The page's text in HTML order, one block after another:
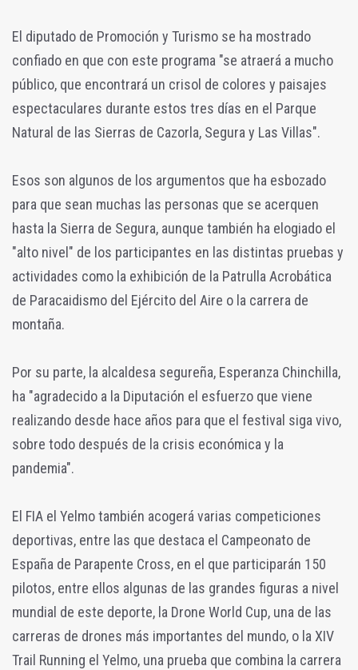
El diputado de Promoción y Turismo se ha mostrado
confiado en que con este programa "se atraerá a mucho
público, que encontrará un crisol de colores y paisajes
espectaculares durante estos tres días en el Parque
Natural de las Sierras de Cazorla, Segura y Las Villas".
Esos son algunos de los argumentos que ha esbozado
para que sean muchas las personas que se acerquen
hasta la Sierra de Segura, aunque también ha elogiado el
"alto nivel" de los participantes en las distintas pruebas y
actividades como la exhibición de la Patrulla Acrobática
de Paracaidismo del Ejército del Aire o la carrera de
montaña.
Por su parte, la alcaldesa segureña, Esperanza Chinchilla,
ha "agradecido a la Diputación el esfuerzo que viene
realizando desde hace años para que el festival siga vivo,
sobre todo después de la crisis económica y la
pandemia".
El FIA el Yelmo también acogerá varias competiciones
deportivas, entre las que destaca el Campeonato de
España de Parapente Cross, en el que participarán 150
pilotos, entre ellos algunas de las grandes figuras a nivel
mundial de este deporte, la Drone World Cup, una de las
carreras de drones más importantes del mundo, o la XIV
Trail Running el Yelmo, una prueba que combina la carrera